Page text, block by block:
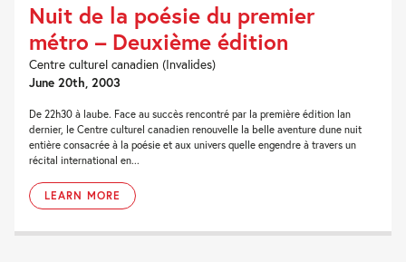
Nuit de la poésie du premier
métro – Deuxième édition
Centre culturel canadien (Invalides)
June 20th, 2003
De 22h30 à laube. Face au succès rencontré par la première édition lan
dernier, le Centre culturel canadien renouvelle la belle aventure dune nuit
entière consacrée à la poésie et aux univers quelle engendre à travers un
récital international en...
LEARN MORE